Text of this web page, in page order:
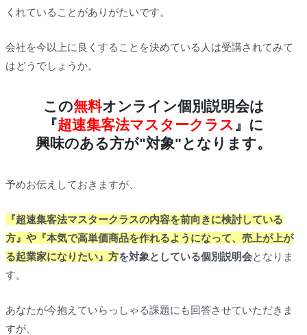
くれていることがありがたいです。
会社を今以上に良くすることを決めている人は受講されてみて
はどうでしょうか。
この無料オンライン個別説明会は
『超速集客法マスタークラス 』に
興味のある方が"対象"となります。
予めお伝えしておきますが、
『超速集客法マスタークラスの内容を前向きに検討している
方』や『本気で高単価商品を作れるようになって、売上が上が
る起業家になりたい』方を対象としている個別説明会となりま
す。
あなたが今抱えていらっしゃる課題にも回答させていただきま
すが、